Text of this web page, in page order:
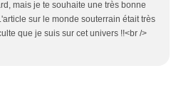
mais je te souhaite une très bonne
sur le monde souterrain était très
que je suis sur cet univers !!<br />